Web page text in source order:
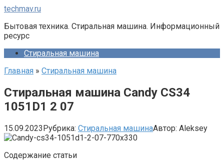
Перейти
контенту
techmav.ru
Бытовая техника. Стиральная машина. Информационный
ресурс
Стиральная машина
Главная » Стиральная машина
Стиральная машина Candy CS34
1051D1 2 07
15.09.2023Рубрика: Стиральная машинаАвтор: Aleksey
Содержание статьи